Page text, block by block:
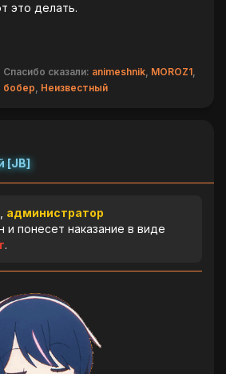
это делать.
Спасибо сказали: animeshnik, MOROZ1,
бобер, Неизвестный
[JB]
администратор
и понесет наказание в виде
.